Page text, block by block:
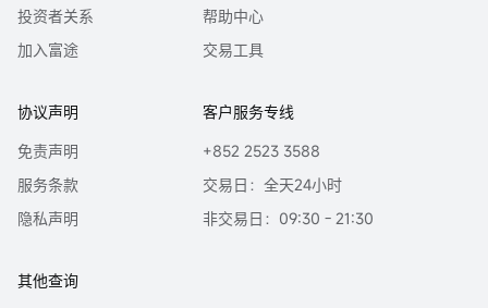
投资者关系
加入富途
帮助中心
交易工具
协议声明
免责声明
服务条款
隐私声明
客户服务专线
+852 2523 3588
交易日：全天24小时
非交易日：09:30 - 21:30
其他查询